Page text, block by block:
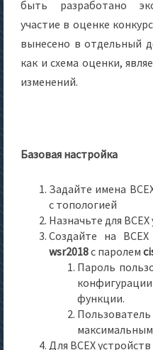
быть разработано
участие в оценке
вынесено в отдельный
как и схема оценки,
изменений.
Базовая настройка
Задайте имена
с топологией
Назначьте для
Создайте на ВСЕХ
wsr2018с паролем
Пароль
функции.
Для ВСЕХ устройств